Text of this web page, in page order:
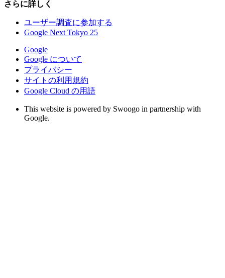
さらに詳しく
ユーザー調査に参加する
Google Next Tokyo 25
Google
Google について
プライバシー
サイトの利用規約
Google Cloud の用語
This website is powered by Swoogo in partnership with
Google.